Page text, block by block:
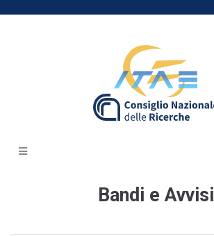
Bandi e Avvisi